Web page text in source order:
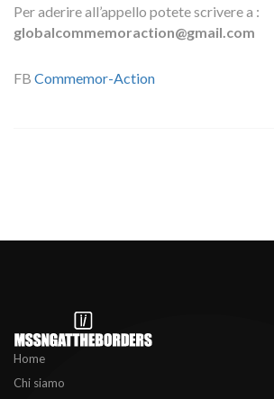
Per aderire all’appello potete scrivere a :
globalcommemoraction@gmail.com
FB Commemor-Action
Home
Chi siamo